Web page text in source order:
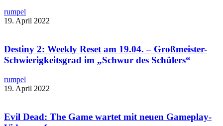
rumpel
19. April 2022
Destiny 2: Weekly Reset am 19.04. – Großmeister-
Schwierigkeitsgrad im „Schwur des Schülers“
rumpel
19. April 2022
Evil Dead: The Game wartet mit neuen Gameplay-